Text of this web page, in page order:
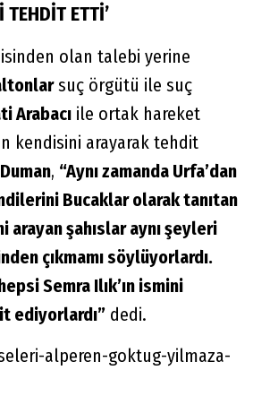
TEHDİT ETTİ’
olan talebi yerine
suç örgütü ile suç
Arabacı ile ortak hareket
kendisini arayarak tehdit
Duman, “Aynı zamanda Urfa’dan
Bucaklar olarak tanıtan
arayan şahıslar aynı şeyleri
çıkmamı söylüyorlardı.
Semra Ilık’ın ismini
ediyorlardı” dedi.